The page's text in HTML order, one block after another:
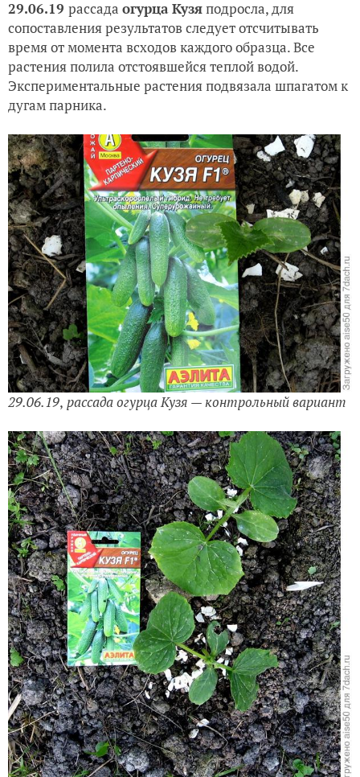
29.06.19 рассада огурца Кузяподросла, для
сопоставления результатов следует отсчитывать
время от момента всходов каждого образца. Все
растения полила отстоявшейся теплой водой.
Экспериментальные растения подвязала шпагатом к
дугам парника.
29.06.19, рассадаогурца Кузя — контрольный вариант